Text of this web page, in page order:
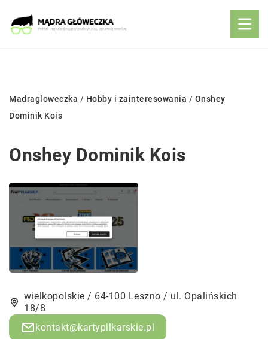
Madragloweczka / Hobby i zainteresowania / Onshey
Dominik Kois
Onshey Dominik Kois
wielkopolskie / 64-100 Leszno / ul. Opalińskich
18/8
kontakt@kartypilkarskie.pl